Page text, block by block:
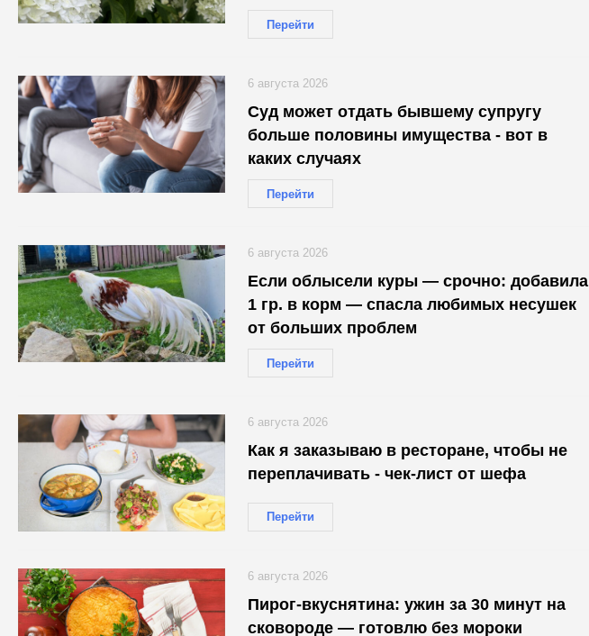
Перейти
Суд может отдать бывшему супругу
больше половины имущества - вот в
каких случаях
Перейти
6 августа 2026
Если облысели куры — срочно: добавила
1 гр. в корм — спасла любимых несушек
от больших проблем
Перейти
6 августа 2026
Как я заказываю в ресторане, чтобы не
переплачивать - чек-лист от шефа
Перейти
6 августа 2026
Пирог-вкуснятина: ужин за 30 минут на
сковороде — готовлю без мороки
6 августа 2026